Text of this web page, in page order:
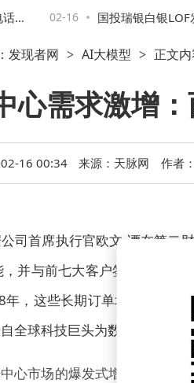
02-16 国投瑞银白银LOF发
小投资者合法权益
发现者网 > AI大模型 > 正文
心需求激增
16 00:34 来源：天脉网 作者
司首席执行官欧文·谭在第二
，并与前七大客户签订了新
，这些长期订单均包含以
全球科技巨头为数据中心扩容
心市场的爆发式增长，西部